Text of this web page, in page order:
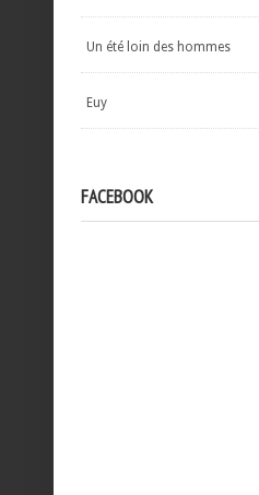
Un été loin des hommes
Euy
FACEBOOK